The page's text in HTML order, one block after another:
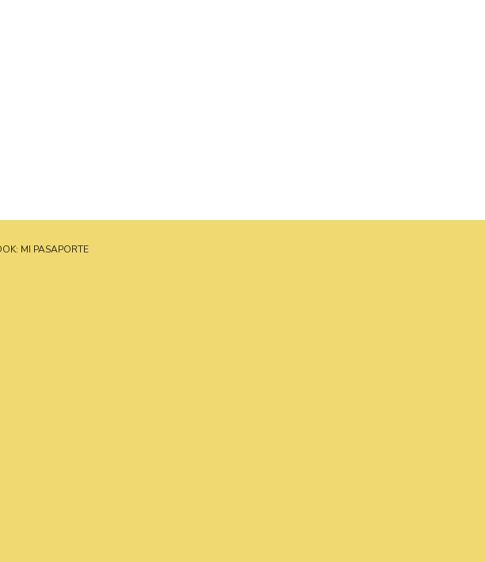
MI PASAPORTE